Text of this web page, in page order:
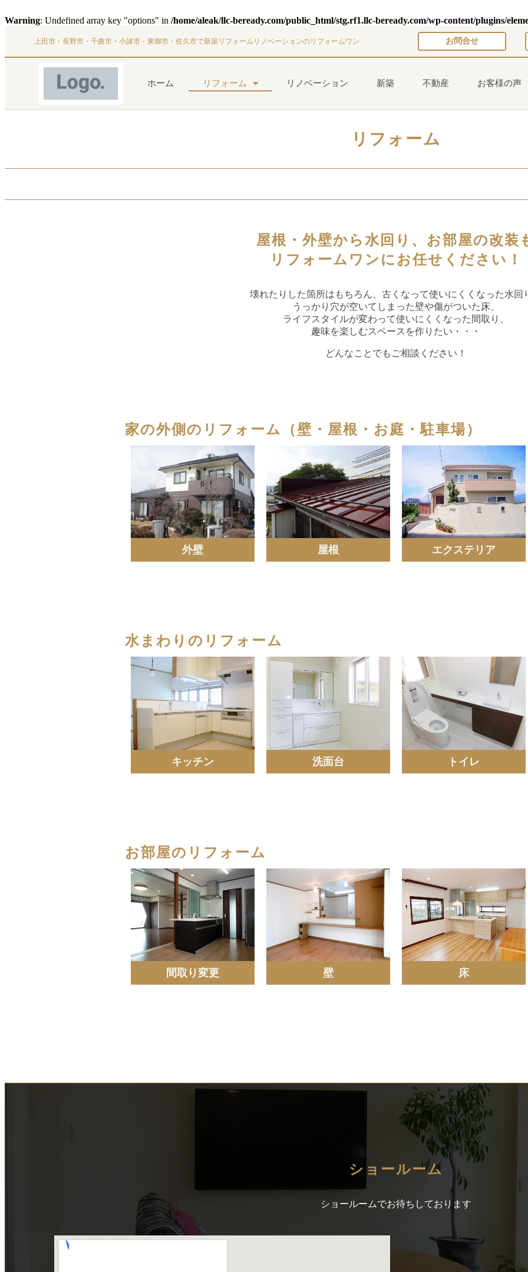
Warning: Undefined array key "options" in /home/aleak/llc-beready.com/public_html/stg.rf1.llc-beready.com/wp-content/plugins/
上田市・長野市・千曲市・小諸市・東御市・佐久市で新築リフォームリノベーションのリフォームワン お問合せ
ホーム リフォーム リノベーション 新築 不動産 お客様の声
リフォーム
屋根・外壁から水回り、お部屋の改装
リフォームワンにお任せください！
壊れたりした箇所はもちろん、古くなって使いにくくなった水回
うっかり穴が空いてしまった壁や傷がついた床、
ライフスタイルが変わって使いにくくなった間取り、
趣味を楽しむスペースを作りたい・・・
どんなことでもご相談ください！
家の外側のリフォーム（壁・屋根・お庭・駐車場）
外壁 屋根 エクステリア
水まわりのリフォーム
キッチン 洗面台 トイレ
お部屋のリフォーム
間取り変更 壁 床
ショールーム
ショールームでお待ちしております